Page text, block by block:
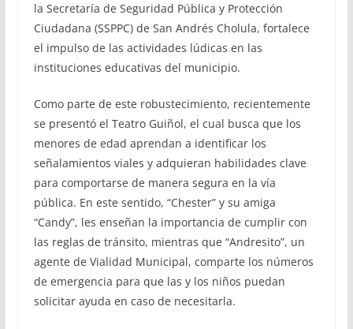
la Secretaría de Seguridad Pública y Protección
Ciudadana (SSPPC) de San Andrés Cholula, fortalece
el impulso de las actividades lúdicas en las
instituciones educativas del municipio.
Como parte de este robustecimiento, recientemente
se presentó el Teatro Guiñol, el cual busca que los
menores de edad aprendan a identificar los
señalamientos viales y adquieran habilidades clave
para comportarse de manera segura en la vía
pública. En este sentido, “Chester” y su amiga
“Candy”, les enseñan la importancia de cumplir con
las reglas de tránsito, mientras que “Andresito”, un
agente de Vialidad Municipal, comparte los números
de emergencia para que las y los niños puedan
solicitar ayuda en caso de necesitarla.